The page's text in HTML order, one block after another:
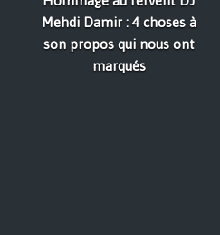
Mehdi Damir : 4 choses à
son propos qui nous ont
marqués